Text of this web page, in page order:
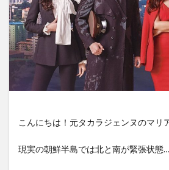
こんにちは！元タカラジェンヌのマリ
現実の朝鮮半島では北と南が緊張状態…